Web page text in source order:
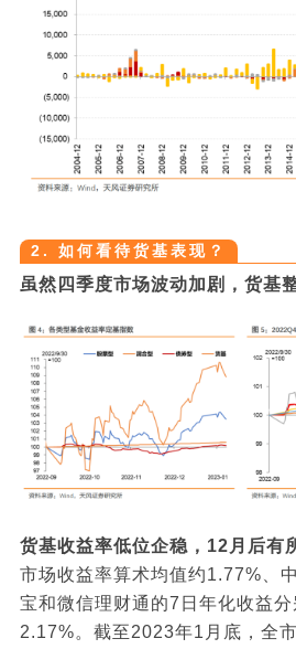
2. 如何看待货基表现？
虽然四季度市场波动加剧，货基
货基收益率低位企稳，12月后有
市场收益率算术均值约1.77%、
宝和微信理财通的7日年化收益
2.17%。截至2023年1月底，全